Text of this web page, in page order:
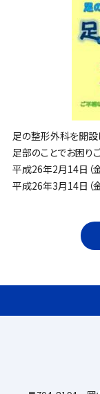
足の整形外科を開設
足部のことでお困り
平成26年2月14日
平成26年3月14日